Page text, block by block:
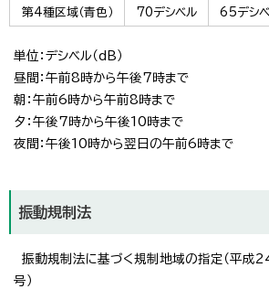
第4種区域（青色） 70デシベル 65デシ
単位：デシベル（dB）
昼間：午前8時から午後7時まで
朝：午前6時から午前8時まで
夕：午後7時から午後10時まで
夜間：午後10時から翌日の午前6時まで
振動規制法
振動規制法に基づく規制地域の指定（平成
号）